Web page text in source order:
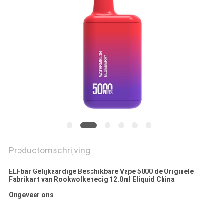
Productomschrijving
ELFbar Gelijkaardige Beschikbare Vape 5000 de Originele
Fabrikant van Rookwolkenecig 12.0ml Eliquid China
Ongeveer ons